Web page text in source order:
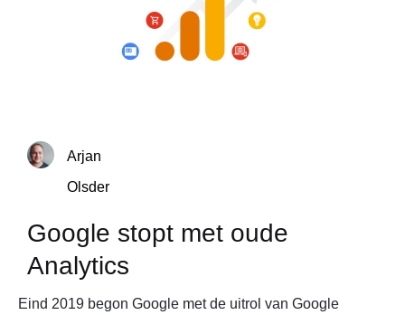
Arjan
Olsder
Google stopt met oude
Analytics
Eind 2019 begon Google met de uitrol van Google